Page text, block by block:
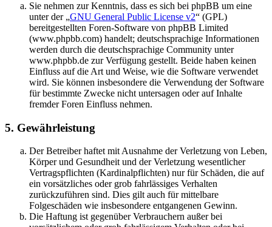
Sie nehmen zur Kenntnis, dass es sich bei phpBB um eine
unter der „GNU General Public License v2“ (GPL)
bereitgestellten Foren-Software von phpBB Limited
(www.phpbb.com) handelt; deutschsprachige Informationen
werden durch die deutschsprachige Community unter
www.phpbb.de zur Verfügung gestellt. Beide haben keinen
Einfluss auf die Art und Weise, wie die Software verwendet
wird. Sie können insbesondere die Verwendung der Software
für bestimmte Zwecke nicht untersagen oder auf Inhalte
fremder Foren Einfluss nehmen.
5. Gewährleistung
Der Betreiber haftet mit Ausnahme der Verletzung von Leben,
Körper und Gesundheit und der Verletzung wesentlicher
Vertragspflichten (Kardinalpflichten) nur für Schäden, die auf
ein vorsätzliches oder grob fahrlässiges Verhalten
zurückzuführen sind. Dies gilt auch für mittelbare
Folgeschäden wie insbesondere entgangenen Gewinn.
Die Haftung ist gegenüber Verbrauchern außer bei